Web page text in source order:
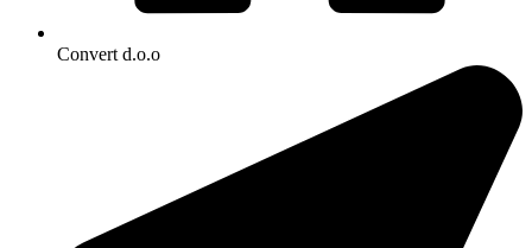
Convert d.o.o